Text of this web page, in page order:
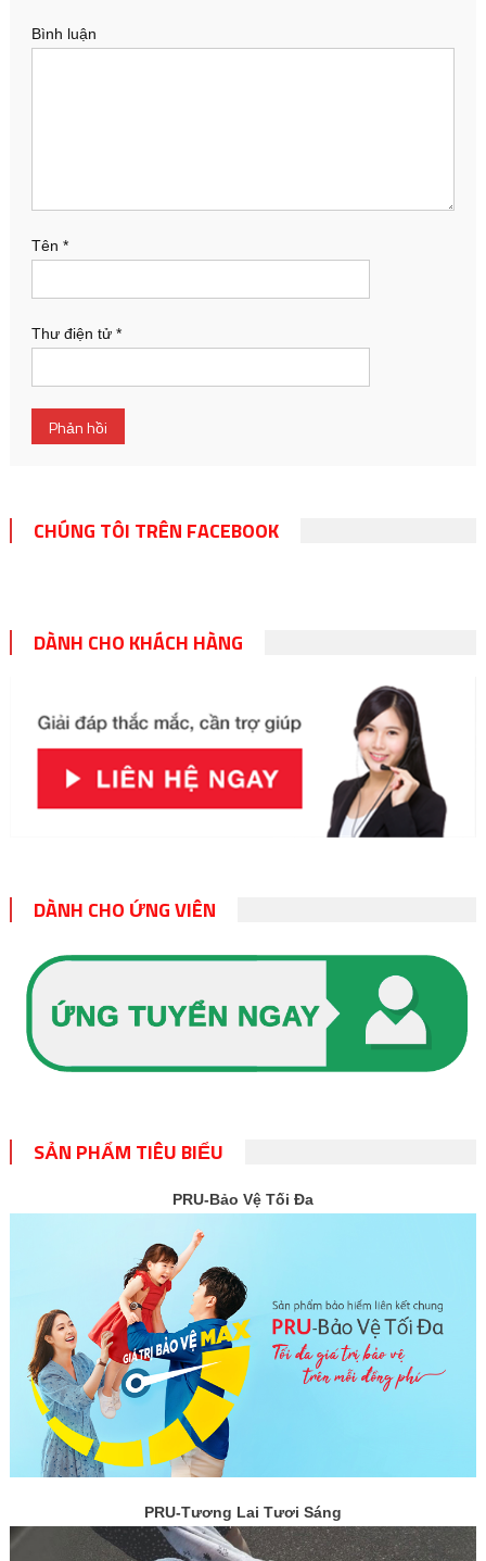
Bình luận
Tên *
Thư điện tử *
CHÚNG TÔI TRÊN FACEBOOK
DÀNH CHO KHÁCH HÀNG
DÀNH CHO ỨNG VIÊN
SẢN PHẨM TIÊU BIỂU
PRU-Bảo Vệ Tối Đa
PRU-Tương Lai Tươi Sáng